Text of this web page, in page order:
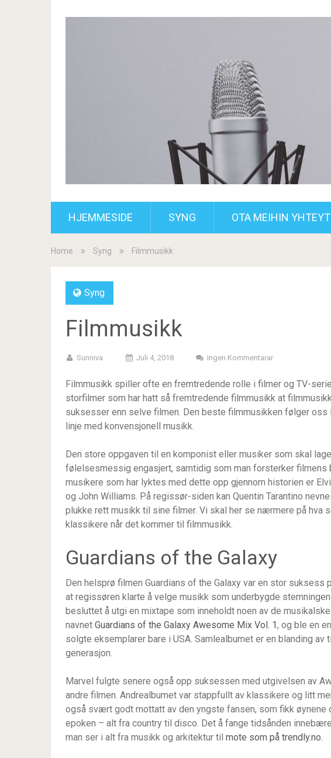
HJEMMESIDE SYNG OTA MEIHIN
Home Syng Filmmusikk
Syng
Filmmusikk
Sunniva Juli 4, 2018 Ingen Kommentarar
Filmmusikk spiller ofte en fremtredende rolle i filmer og TV-
storfilmer som har hatt så fremtredende filmmusikk at
suksesser enn selve filmen. Den beste filmmusikken følger
linje med konvensjonell musikk.
Den store oppgaven til en komponist eller musiker som skal
følelsesmessig engasjert, samtidig som man forsterker filmens
musikere som har lyktes med dette opp gjennom historien er
og John Williams. På regissør-siden kan Quentin Tarantino
plukke rett musikk til sine filmer. Vi skal her se nærmere på hva
klassikere når det kommer til filmmusikk.
Guardians of the Galaxy
Den helsprø filmen Guardians of the Galaxy var en stor
at regissøren klarte å velge musikk som underbygde
besluttet å utgi en mixtape som inneholdt noen av de
navnet Guardians of the Galaxy Awesome Mix Vol. 1, og ble en
solgte eksemplarer bare i USA. Samlealbumet er en blanding
generasjon.
Marvel fulgte senere også opp suksessen med utgivelsen av
andre filmen. Andrealbumet var stappfullt av klassikere og litt
også svært godt mottatt av den yngste fansen, som fikk øynene
epoken – alt fra country til disco. Det å fange tidsånden
man ser i alt fra musikk og arkitektur til mote som på trendly.no.